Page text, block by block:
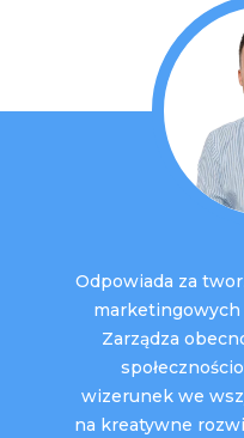
Odpowiada za
marketingowych
Zarządza
wizerunek we
na kreatywne